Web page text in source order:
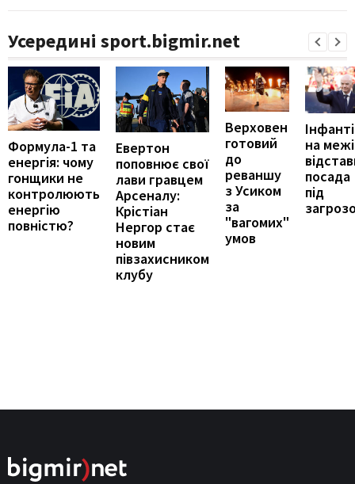
Усередині sport.bigmir.net
Формула-1 та
енергія: чому
гонщики не
контролюють
енергію
повністю?
Евертон
поповнює свої
лави гравцем
Арсеналу:
Крістіан
Нергор стає
новим
півзахисником
клубу
Верховен
готовий
до
реваншу
з Усиком
за
"вагомих"
умов
на межі
посада
під